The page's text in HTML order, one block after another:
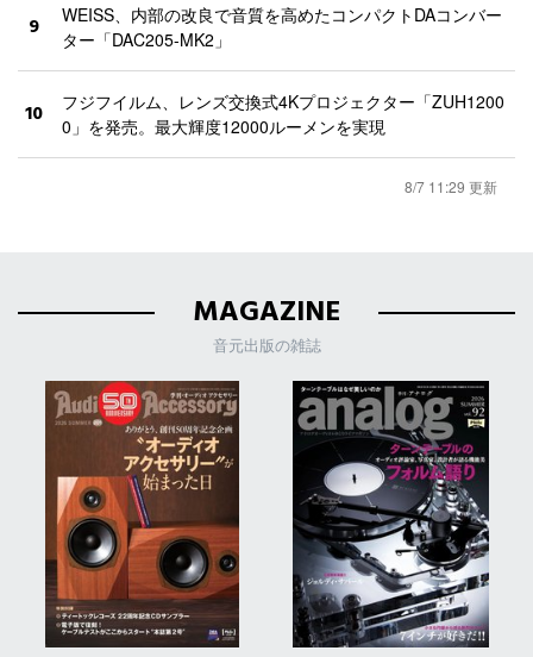
9
WEISS、内部の改良で音質を高めたコンパクトDAコンバー
ター「DAC205-MK2」
10
フジフイルム、レンズ交換式4Kプロジェクター「ZUH1200
0」を発売。最大輝度12000ルーメンを実現
8/7 11:29 更新
MAGAZINE
音元出版の雑誌